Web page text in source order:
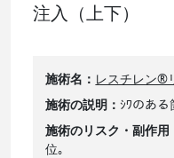
注入（上下）
施術名
レスチレン®
施術の説明
ｼﾜのあ
施術のリスク・副作用
位｡